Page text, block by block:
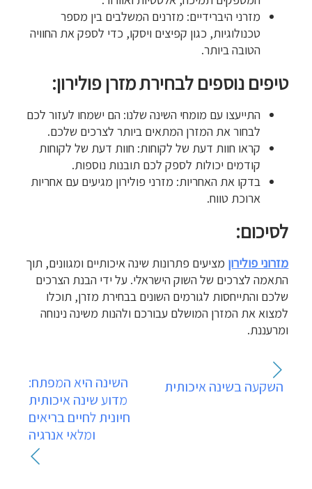
מזרני היברידיים: מזרנים המשלבים בין מספר
טכנולוגיות, כגון קפיצים ויסקו, כדי לספק את החוויה
הטובה ביותר.
טיפים נוספים לבחירת מזרן פולירון:
התייעצו עם מומחי השינה שלנו: הם ישמחו לעזור לכם
לבחור את המזרן המתאים ביותר לצרכים שלכם.
קראו חוות דעת של לקוחות: חוות דעת של לקוחות
קודמים יכולות לספק לכם תובנות נוספות.
בדקו את האחריות: מזרני פולירון מגיעים עם אחריות
ארוכת טווח.
לסיכום:
מזרוני פולירון מציעים פתרונות שינה איכותיים ומגוונים, תוך
התאמה לצרכים של השוק הישראלי. על ידי הבנת הצרכים
שלכם והתייחסות לגורמים השונים בבחירת מזרן, תוכלו
למצוא את המזרן המושלם עבורכם ולהנות משינה נינוחה
ומרעננת.
ניווט
השקעה בשינה איכותית
השינה היא המפתח:
מדוע שינה איכותית
חיונית לחיים בריאים
ומלאי אנרגיה